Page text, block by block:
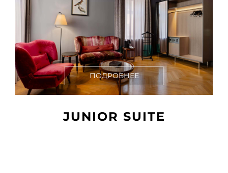
ПОДРОБНЕЕ
JUNIOR SUITE